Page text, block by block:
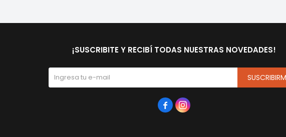
¡SUSCRIBITE Y RECIBÍ TODAS NUESTRAS NOVEDADES!
 